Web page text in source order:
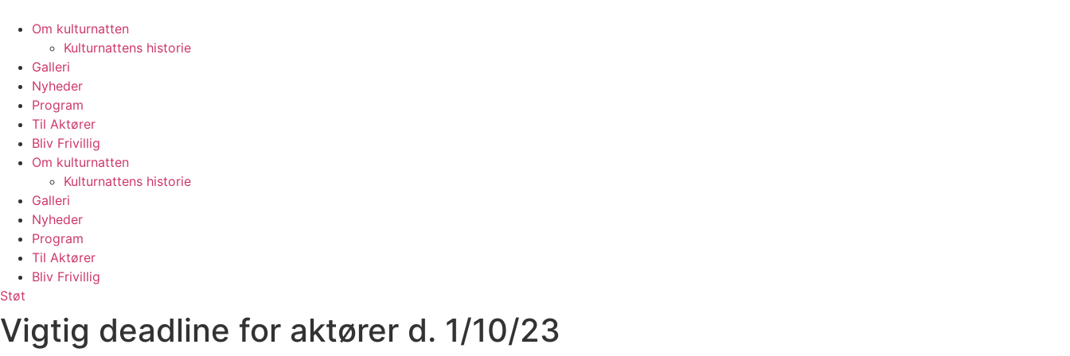
Om kulturnatten
Kulturnattens historie
Galleri
Nyheder
Program
Til Aktører
Bliv Frivillig
Om kulturnatten
Kulturnattens historie
Galleri
Nyheder
Program
Til Aktører
Bliv Frivillig
Støt
Vigtig deadline for aktører d. 1/10/23